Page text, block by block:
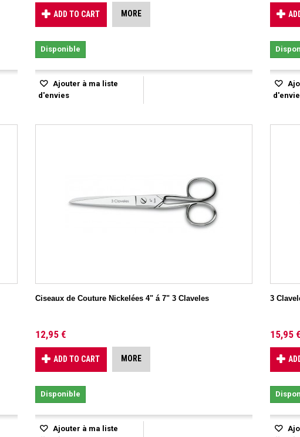
ADD TO CART MORE
Disponible
Ajouter à ma liste
d'envies
Ciseaux de Couture Nickelées 4" á 7" 3 Claveles
12,95 €
ADD TO CART MORE
Disponible
Ajouter à ma liste
3
15,95 €